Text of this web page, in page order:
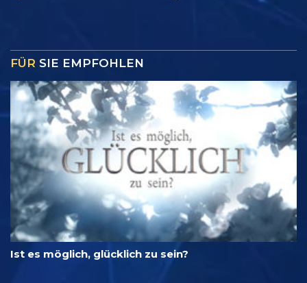
FÜR SIE EMPFOHLEN
Ist es möglich, glücklich zu sein?